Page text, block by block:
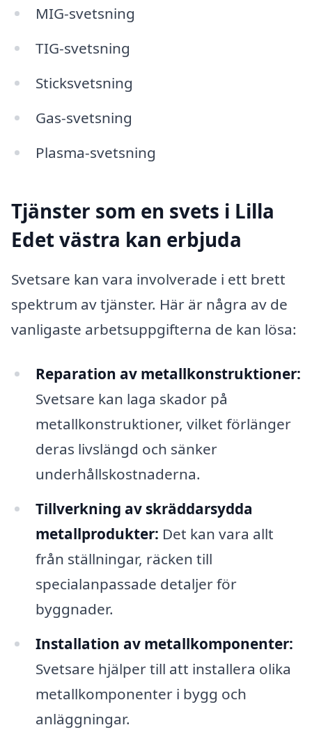
MIG-svetsning
TIG-svetsning
Sticksvetsning
Gas-svetsning
Plasma-svetsning
Tjänster som en svets i Lilla
Edet västra kan erbjuda
Svetsare kan vara involverade i ett brett
spektrum av tjänster. Här är några av de
vanligaste arbetsuppgifterna de kan lösa:
Reparation av metallkonstruktioner:
Svetsare kan laga skador på
metallkonstruktioner, vilket förlänger
deras livslängd och sänker
underhållskostnaderna.
Tillverkning av skräddarsydda
metallprodukter: Det kan vara allt
från ställningar, räcken till
specialanpassade detaljer för
byggnader.
Installation av metallkomponenter:
Svetsare hjälper till att installera olika
metallkomponenter i bygg och
anläggningar.